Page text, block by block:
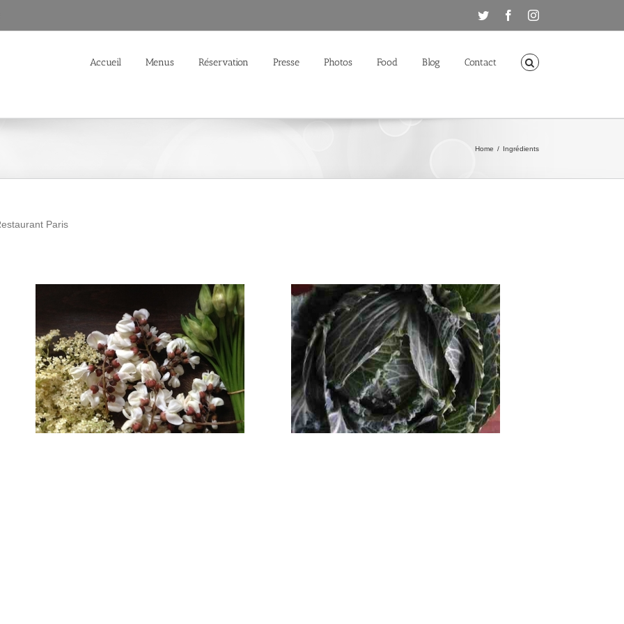
Twitter FacebookInstagram
Accueil Menus Réservation Presse Photos Food Blog Contact
Home / Ingrédients
Paris
Choux de Lorient
Ingrédients